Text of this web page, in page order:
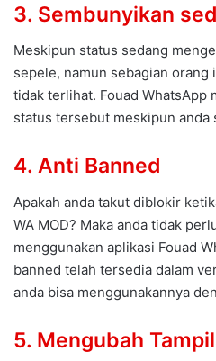
3. Sembunyikan
Meskipun status sedang
sepele, namun sebagian orang
tidak terlihat. Fouad WhatsApp
status tersebut meskipun anda
4. Anti Banned
Apakah anda takut diblokir
WA MOD? Maka anda tidak
menggunakan aplikasi Fouad
banned telah tersedia dalam
anda bisa menggunakannya
5. Mengubah